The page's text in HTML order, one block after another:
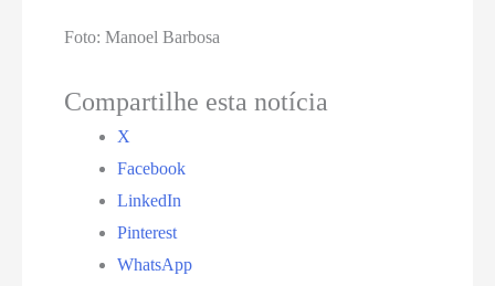
Foto: Manoel Barbosa
Compartilhe esta notícia
X
Facebook
LinkedIn
Pinterest
WhatsApp